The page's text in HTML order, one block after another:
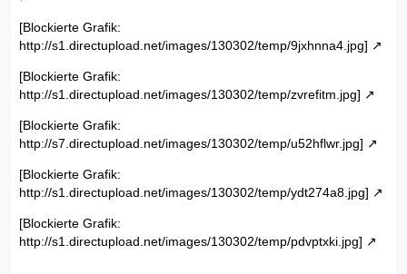
[Blockierte Grafik:
http://s1.directupload.net/images/130302/temp/9jxhnna4.jpg]
[Blockierte Grafik:
http://s1.directupload.net/images/130302/temp/zvrefitm.jpg]
[Blockierte Grafik:
http://s7.directupload.net/images/130302/temp/u52hflwr.jpg]
[Blockierte Grafik:
http://s1.directupload.net/images/130302/temp/ydt274a8.jpg]
[Blockierte Grafik:
http://s1.directupload.net/images/130302/temp/pdvptxki.jpg]